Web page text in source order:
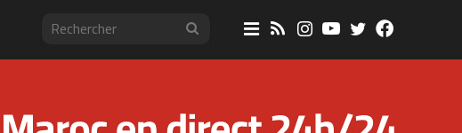
RechercherSidebar
(barre
RSSInstagram
YouTube
Twitter